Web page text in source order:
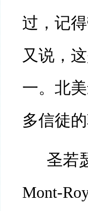
过，记
又说，
一。北
多信徒
圣若
Mont-